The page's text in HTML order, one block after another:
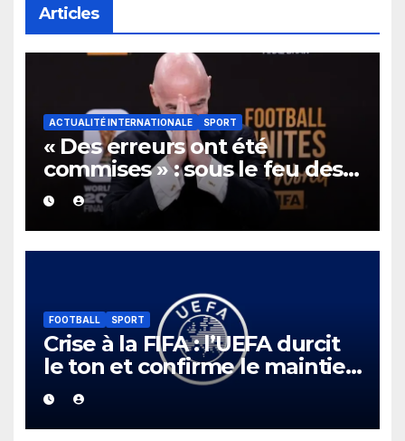
Articles
ACTUALITÉ INTERNATIONALE SPORT
« Des erreurs ont été
commises » : sous le feu des
critiques, Gianni Infantino et
la FIFA présentent leurs
excuses après la polémique
sur l’ouverture au privé.
FOOTBALL SPORT
Crise à la FIFA : l’UEFA durcit
le ton et confirme le maintien
de son boycott des Coupes
du monde.